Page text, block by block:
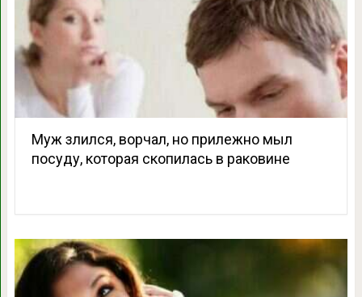
Муж злился, ворчал, но прилежно мыл
посуду, которая скопилась в раковине